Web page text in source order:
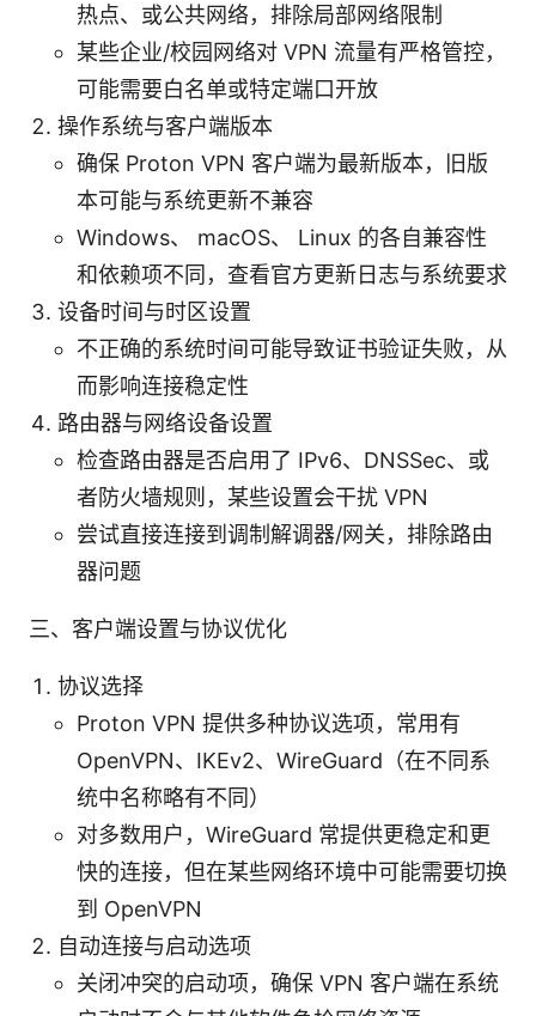
热点、或公共网络，排除局部网络限制
某些企业/校园网络对 VPN 流量有严格管控，
可能需要白名单或特定端口开放
操作系统与客户端版本
确保 Proton VPN 客户端为最新版本，旧版
本可能与系统更新不兼容
Windows、 macOS、 Linux 的各自兼容性
和依赖项不同，查看官方更新日志与系统要求
设备时间与时区设置
不正确的系统时间可能导致证书验证失败，从
而影响连接稳定性
路由器与网络设备设置
检查路由器是否启用了 IPv6、DNSSec、或
者防火墙规则，某些设置会干扰 VPN
尝试直接连接到调制解调器/网关，排除路由
器问题
三、客户端设置与协议优化
协议选择
Proton VPN 提供多种协议选项，常用有
OpenVPN、IKEv2、WireGuard（在不同系
统中名称略有不同）
对多数用户，WireGuard 常提供更稳定和更
快的连接，但在某些网络环境中可能需要切换
到 OpenVPN
自动连接与启动选项
关闭冲突的启动项，确保 VPN 客户端在系统